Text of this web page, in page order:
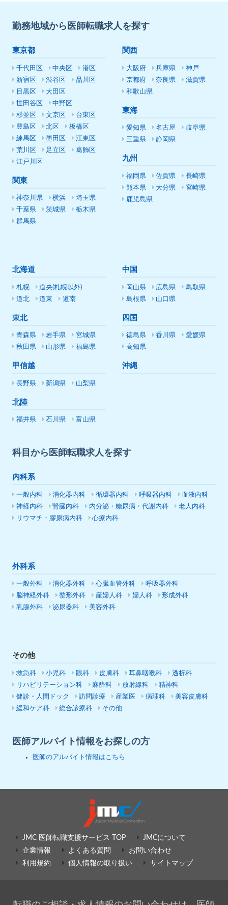
勤務地域から医師転職求人を探す
東京都
千代田区 中央区
港区
新宿区
渋谷区
品川区
目黒区
大田区
世田谷区
中野区
杉並区
文京区
台東区
豊島区
北区
板橋区
練馬区
墨田区
江東区
荒川区
足立区
葛飾区
江戸川区
関東
神奈川県 横浜
埼玉県
千葉県
茨城県
栃木県
群馬県
関西
大阪府 兵庫県
神戸
京都府
奈良県
滋賀県
和歌山県
東海
愛知県 名古屋
岐阜県
三重県
静岡県
九州
福岡県 佐賀県
長崎県
熊本県
大分県
宮崎県
鹿児島県
北海道
札幌
道央(札幌以外)
道北
道東 道南
東北
青森県 岩手県
宮城県
秋田県
山形県 福島県
甲信越
長野県 新潟県 山梨県
北陸
福井県 石川県 富山県
中国
岡山県 広島県
鳥取県
島根県
山口県
四国
徳島県 香川県
愛媛県
高知県
沖縄
科目から医師転職求人を探す
内科系
一般内科 消化器内科 循環器内科 呼吸器内科
血液内科
神経内科
腎臓内科 内分泌・糖尿病・代謝内科
老人内科
リウマチ・膠原病内科
心療内科
外科系
一般外科 消化器外科 心臓血管外科
呼吸器外科
脳神経外科
整形外科 産婦人科 婦人科
形成外科
乳腺外科
泌尿器科 美容外科
その他
救急科 小児科 眼科 皮膚科 耳鼻咽喉科
透析科
リハビリテーション科
麻酔科 放射線科
精神科
健診・人間ドック
訪問診療 産業医 病理科
美容皮膚科
緩和ケア科
総合診療科 その他
医師アルバイト情報をお探しの方
医師のアルバイト情報はこちら
JMC 医師転職支援サービス TOP
JMCについて
企業情報
よくある質問
お問い合わせ
利用規約
個人情報の取り扱い サイトマップ